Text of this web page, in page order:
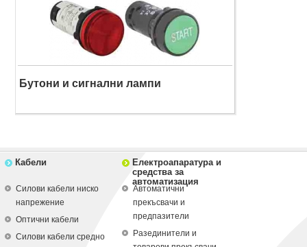
Бутони и сигнални лампи
Кабели
Силови кабели ниско
напрежение
Оптични кабели
Силови кабели средно
Електроапаратура и
средства за
автоматизация
Автоматични
прекъсвачи и
предпазители
Разединители и